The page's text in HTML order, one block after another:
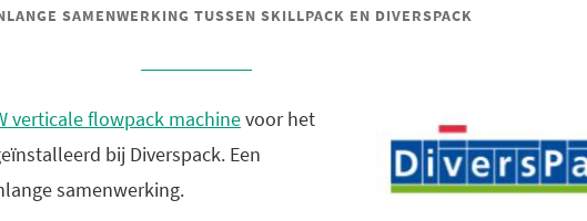
SAMENWERKING TUSSEN SKILLPACK EN DIVERSPACK
verticale flowpack machinevoor het
bij Diverspack. Een
samenwerking.